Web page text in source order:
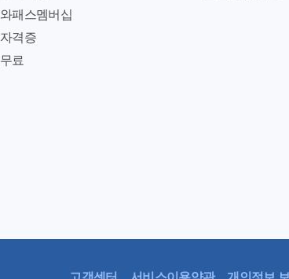
와패스멤버십
자격증
무료